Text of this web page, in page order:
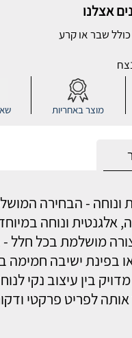
אצלנו
שבר או קרע
מוצר באחריות
ונוחה - הבחירה
אלגנטית ונוחה
מושלמת בכל חלל -
בפינת ישיבה חמימה
בין עיצוב נקי
אותה לפריט פרקטי